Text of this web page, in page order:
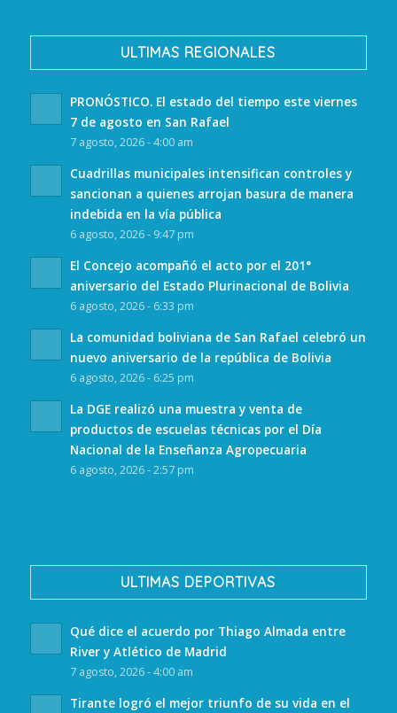
ULTIMAS REGIONALES
PRONÓSTICO. El estado del tiempo este viernes
7 de agosto en San Rafael
7 agosto, 2026 - 4:00 am
Cuadrillas municipales intensifican controles y
sancionan a quienes arrojan basura de manera
indebida en la vía pública
6 agosto, 2026 - 9:47 pm
El Concejo acompañó el acto por el 201°
aniversario del Estado Plurinacional de Bolivia
6 agosto, 2026 - 6:33 pm
La comunidad boliviana de San Rafael celebró un
nuevo aniversario de la república de Bolivia
6 agosto, 2026 - 6:25 pm
La DGE realizó una muestra y venta de
productos de escuelas técnicas por el Día
Nacional de la Enseñanza Agropecuaria
6 agosto, 2026 - 2:57 pm
ULTIMAS DEPORTIVAS
Qué dice el acuerdo por Thiago Almada entre
River y Atlético de Madrid
7 agosto, 2026 - 4:00 am
Tirante logró el mejor triunfo de su vida en el